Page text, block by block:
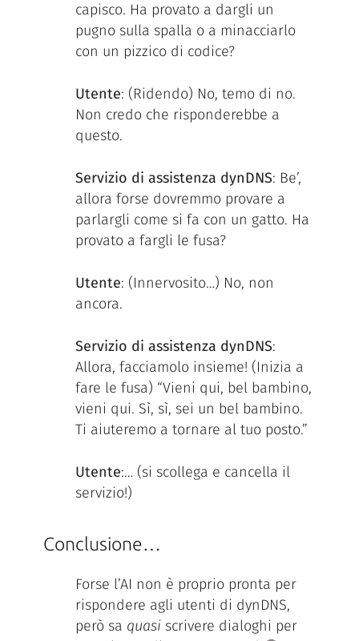
capisco. Ha provato a dargli un
pugno sulla spalla o a minacciarlo
con un pizzico di codice?
Utente: (Ridendo) No, temo di no.
Non credo che risponderebbe a
questo.
Servizio di assistenza dynDNS: Be’,
allora forse dovremmo provare a
parlargli come si fa con un gatto. Ha
provato a fargli le fusa?
Utente: (Innervosito…) No, non
ancora.
Servizio di assistenza dynDNS:
Allora, facciamolo insieme! (Inizia a
fare le fusa) “Vieni qui, bel bambino,
vieni qui. Sì, sì, sei un bel bambino.
Ti aiuteremo a tornare al tuo posto.”
Utente:… (si scollega e cancella il
servizio!)
Conclusione…
Forse l’AI non è proprio pronta per
rispondere agli utenti di dynDNS,
però sa quasi scrivere dialoghi per